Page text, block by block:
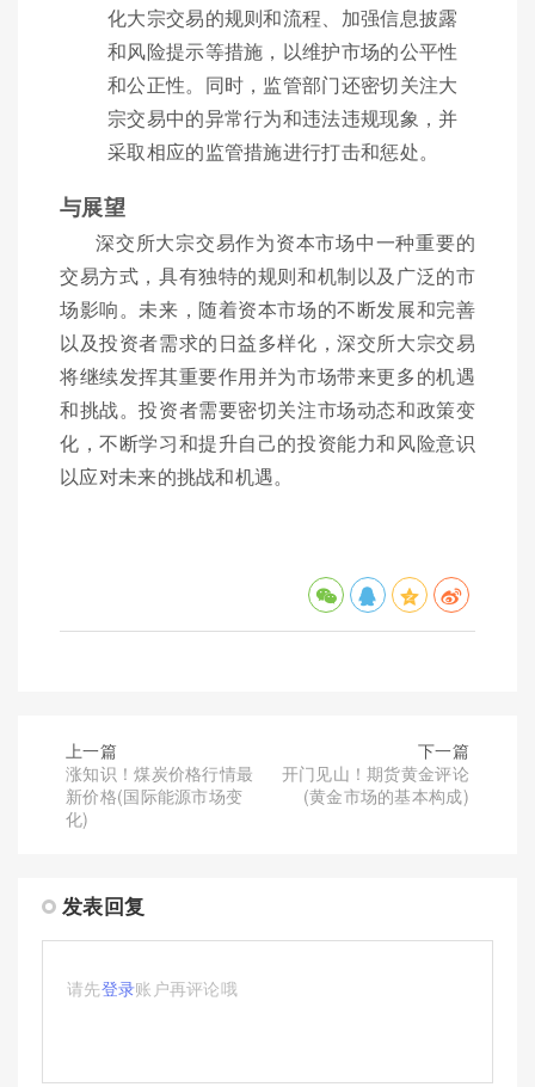
化大宗交易的规则和流程、加强信息披露
和风险提示等措施，以维护市场的公平性
和公正性。同时，监管部门还密切关注大
宗交易中的异常行为和违法违规现象，并
采取相应的监管措施进行打击和惩处。
与展望
深交所大宗交易作为资本市场中一种重要的
交易方式，具有独特的规则和机制以及广泛的市
场影响。未来，随着资本市场的不断发展和完善
以及投资者需求的日益多样化，深交所大宗交易
将继续发挥其重要作用并为市场带来更多的机遇
和挑战。投资者需要密切关注市场动态和政策变
化，不断学习和提升自己的投资能力和风险意识
以应对未来的挑战和机遇。
上一篇
涨知识！煤炭价格行情最
新价格(国际能源市场变
化)
下一篇
开门见山！期货黄金评论
(黄金市场的基本构成)
发表回复
请先登录账户再评论哦